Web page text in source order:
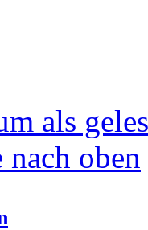
als
nach oben